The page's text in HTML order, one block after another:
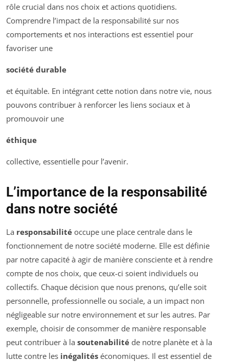
rôle crucial dans nos choix et actions quotidiens.
Comprendre l’impact de la responsabilité sur nos
comportements et nos interactions est essentiel pour
favoriser une
société durable
et équitable. En intégrant cette notion dans notre vie, nous
pouvons contribuer à renforcer les liens sociaux et à
promouvoir une
éthique
collective, essentielle pour l’avenir.
L’importance de la responsabilité
dans notre société
La responsabilité occupe une place centrale dans le
fonctionnement de notre société moderne. Elle est définie
par notre capacité à agir de manière consciente et à rendre
compte de nos choix, que ceux-ci soient individuels ou
collectifs. Chaque décision que nous prenons, qu’elle soit
personnelle, professionnelle ou sociale, a un impact non
négligeable sur notre environnement et sur les autres. Par
exemple, choisir de consommer de manière responsable
peut contribuer à la soutenabilité de notre planète et à la
lutte contre les inégalités économiques. Il est essentiel de